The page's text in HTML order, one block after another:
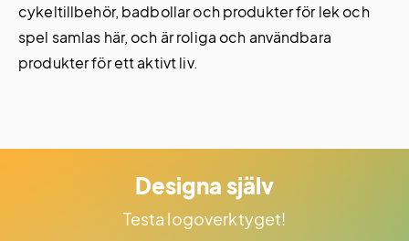
cykeltillbehör, badbollar och produkter för lek och
spel samlas här, och är roliga och användbara
produkter för ett aktivt liv.
Designa själv
Testa logoverktyget!